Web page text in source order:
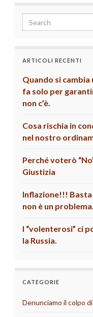
ARTICOLI RECENTI
Quando si
fa solo per
non c’è.
Cosa rischia in
nel nostro
Perché voterò
Giustizia
Inflazione!!!
non è un problema.
I “volenterosi” ci
la Russia.
CATEGORIE
Denunciamo il colpo